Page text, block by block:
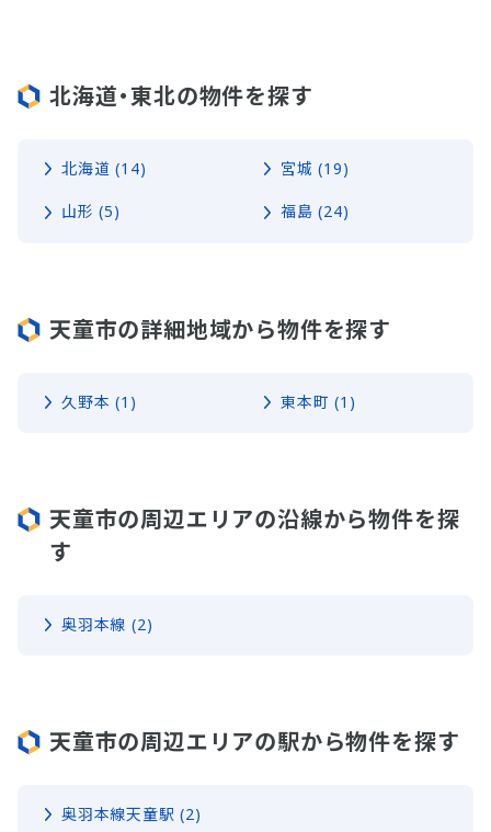
北海道・東北の物件を探す
北海道 (14) 宮城 (19)
山形 (5) 福島 (24)
天童市の詳細地域から物件を探す
久野本 (1) 東本町 (1)
天童市の周辺エリアの沿線から物件を探
す
奥羽本線 (2)
天童市の周辺エリアの駅から物件を探す
奥羽本線天童駅 (2)